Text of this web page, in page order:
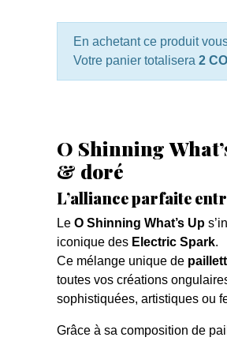
En achetant ce produit
Votre panier totalisera 2
O Shinning
& doré
L’alliance parfaite
Le O Shinning What’s Up
iconique des Electric Spark.
Ce mélange unique de
toutes vos créations
sophistiquées, artistiques ou
Grâce à sa composition de